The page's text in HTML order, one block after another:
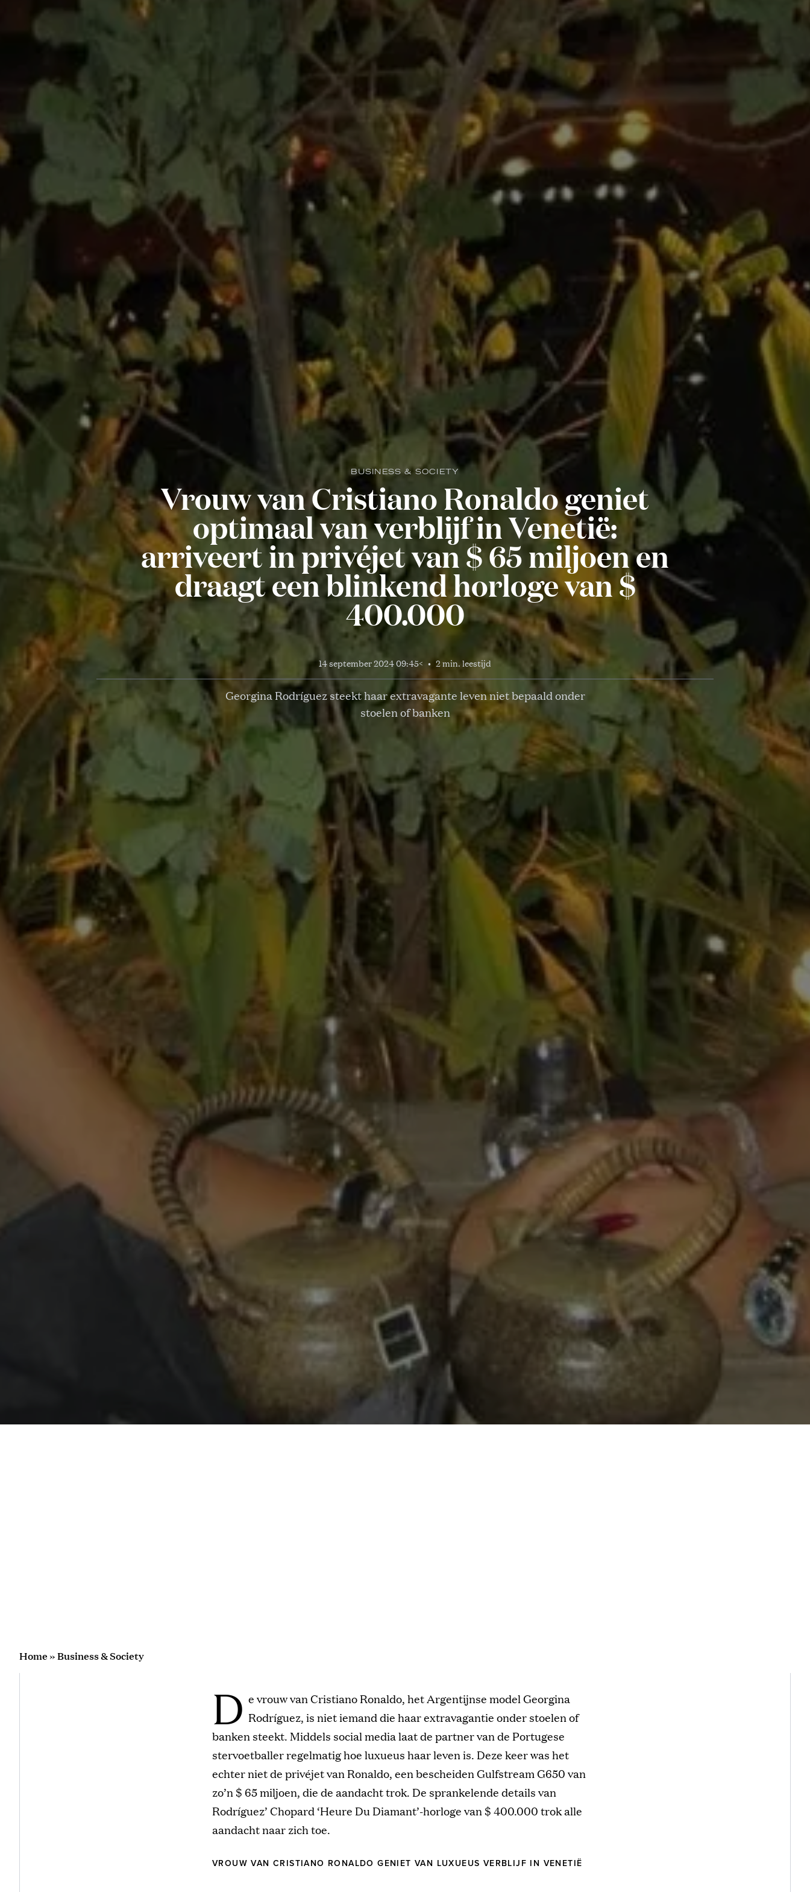
BUSINESS & SOCIETY
Vrouw van Cristiano Ronaldo geniet
optimaal van verblijf in Venetië:
arriveert in privéjet van $ 65 miljoen en
draagt een blinkend horloge van $
400.000
14 september 2024 09:45< • 2 min. leestijd
Georgina Rodríguez steekt haar extravagante leven niet bepaald onder
stoelen of banken
Home»Business & Society
D e vrouw van Cristiano Ronaldo, het Argentijnse model Georgina
Rodríguez, is niet iemand die haar extravagantie onder stoelen of
banken steekt. Middels social media laat de partner van de Portugese
stervoetballer regelmatig hoe luxueus haar leven is. Deze keer was het
echter niet de privéjet van Ronaldo, een bescheiden Gulfstream G650 van
zo’n $ 65 miljoen, die de aandacht trok. De sprankelende details van
Rodríguez’ Chopard ‘Heure Du Diamant’-horloge van $ 400.000 trok alle
aandacht naar zich toe.
VROUW VAN CRISTIANO RONALDO GENIET VAN LUXUEUS VERBLIJF IN VENETIË